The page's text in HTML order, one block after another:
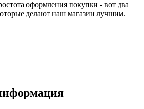
оформления покупки - вот два
делают наш магазин лучшим.